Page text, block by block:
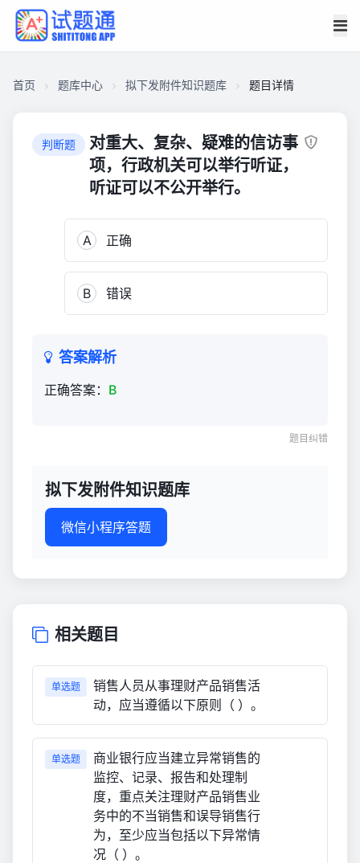
首页 题库中心 拟下发附件知识题库 题目详情
判断题
对重大、复杂、疑难的信访事
项，行政机关可以举行听证，
听证可以不公开举行。
A 正确
B 错误
答案解析
正确答案： B
题目纠错
拟下发附件知识题库
微信小程序答题
相关题目
单选题
销售人员从事理财产品销售活
动，应当遵循以下原则（ ）。
单选题
商业银行应当建立异常销售的
监控、记录、报告和处理制
度，重点关注理财产品销售业
务中的不当销售和误导销售行
为，至少应当包括以下异常情
况（ ）。